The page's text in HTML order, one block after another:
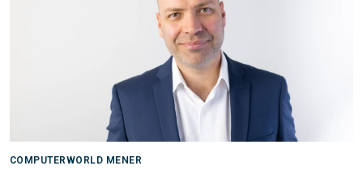
COMPUTERWORLD MENER